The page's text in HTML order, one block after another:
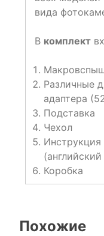
вида
В комплект
Различные
адаптера
Подставка
Чехол
Инструкция
Коробка
Похожие